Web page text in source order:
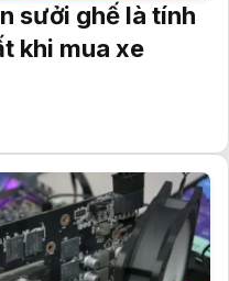
sưởi ghế là tính
khi mua xe